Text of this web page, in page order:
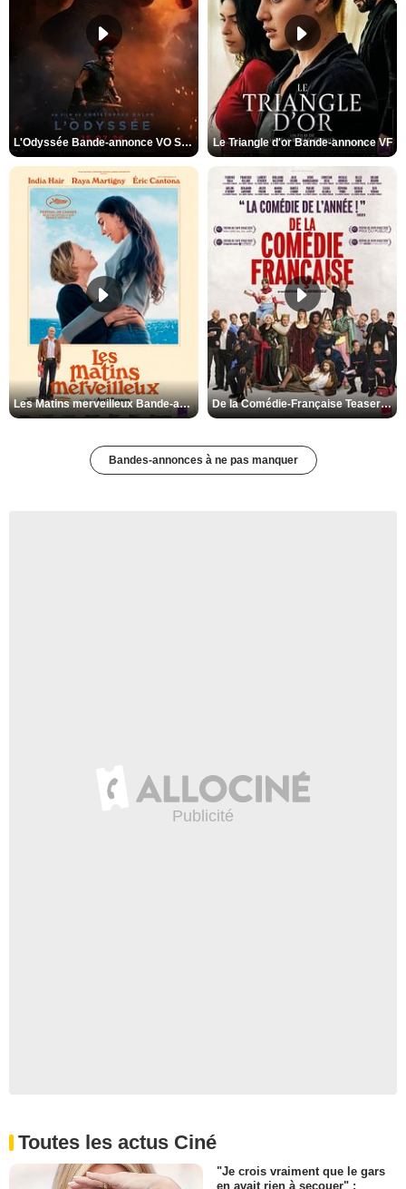
L'Odyssée Bande-annonce VO STFR Le Triangle d'or Bande-annonce VF
Les Matins merveilleux Bande-annonce VF De la Comédie-Française Teaser VF
Bandes-annonces à ne pas manquer
Toutes les actus Ciné
"Je crois vraiment que le gars
en avait rien à secouer" :